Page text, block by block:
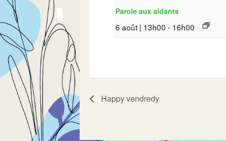
Parole aux aidants
6 août | 13h00 - 16h00
Happy vendredy